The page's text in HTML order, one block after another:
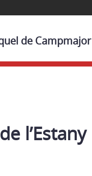
de Campmajor
l’Estany